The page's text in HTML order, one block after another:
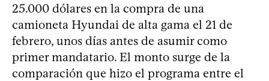
25.000 dólares en la compra de una
camioneta Hyundai de alta gama el 21 de
febrero, unos días antes de asumir como
primer mandatario. El monto surge de la
comparación que hizo el programa entre el